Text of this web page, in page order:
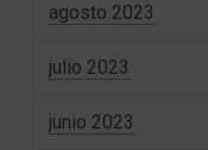
agosto 2023
julio 2023
junio 2023